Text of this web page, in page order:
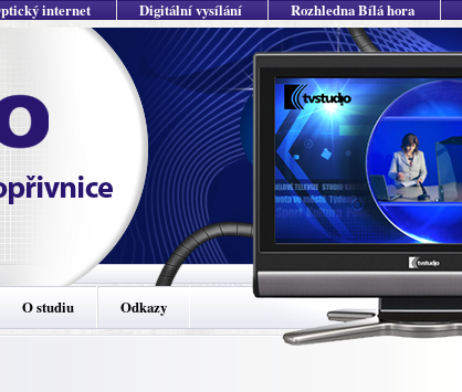
internet Digitální vysílání Rozhledna Bílá hora
O studiu Odkazy